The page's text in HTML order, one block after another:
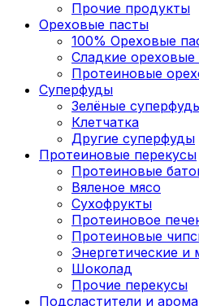
Прочие продукты
Ореховые пасты
100% Ореховые
Сладкие ореховые
Протеиновые
Суперфуды
Зелёные
Клетчатка
Другие суперфуды
Протеиновые перекусы
Протеиновые
Вяленое мясо
Сухофрукты
Протеиновое
Протеиновые
Энергетические
Шоколад
Прочие перекусы
Подсластители и